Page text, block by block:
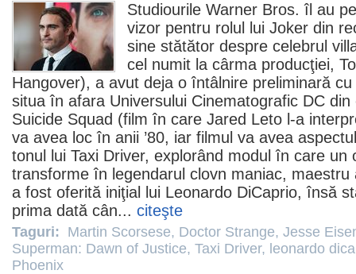
Studiourile Warner Bros. îl au
vizor pentru rolul lui Joker din
sine stătător despre celebrul
cel numit la cârma producţiei,
Hangover), a avut deja o întâlnire preliminară
situa în afara Universului Cinematografic DC
Suicide Squad (film în care Jared Leto l-a
va avea loc în anii ’80, iar filmul va avea
tonul lui Taxi Driver, explorând modul în care un
transforme în legendarul clovn maniac, maestru
a fost oferită iniţial lui Leonardo DiCaprio, însă
prima dată cân... citeşte
Taguri: Martin Scorsese, Doctor Strange, Jesse
Superman: Dawn of Justice, Taxi Driver, leonardo
Phoenix